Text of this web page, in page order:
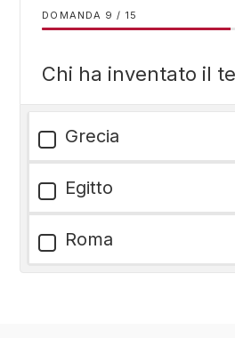
DOMANDA / 15
Chi ha inventato il
Grecia
Egitto
Roma